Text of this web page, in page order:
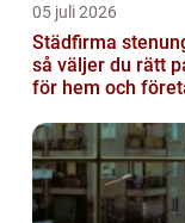
05 juli 2026
Städfirma
så väljer du rätt
för hem och